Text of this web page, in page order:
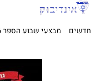
חדשים מבצעי שבוע הספר 2026